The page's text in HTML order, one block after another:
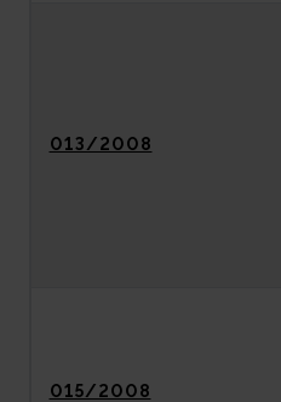
013/2008
015/2008